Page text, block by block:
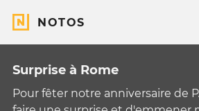
NOTOS
Surprise à Rome
Pour fêter notre anniversaire de